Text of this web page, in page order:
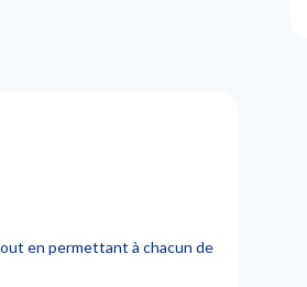
en permettant à chacun de